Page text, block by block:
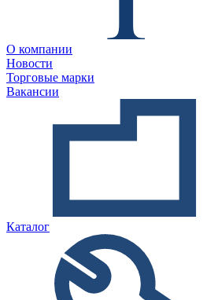
О компании
Новости
Торговые марки
Вакансии
Каталог